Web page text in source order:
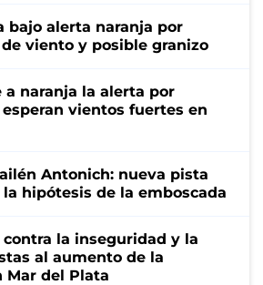
bajo alerta naranja por
viento y posible granizo
a naranja la alerta por
vientos fuertes en
Antonich: nueva pista
hipótesis de la emboscada
la inseguridad y la
al aumento de la
Mar del Plata